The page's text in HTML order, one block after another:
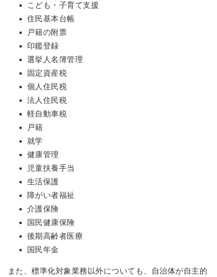
こども・子育て支援
住民基本台帳
戸籍の附票
印鑑登録
選挙人名簿管理
固定資産税
個人住民税
法人住民税
軽自動車税
戸籍
就学
健康管理
児童扶養手当
生活保護
障がい者福祉
介護保険
国民健康保険
後期高齢者医療
国民年金
また、標準化対象業務以外についても、自治体が自主的